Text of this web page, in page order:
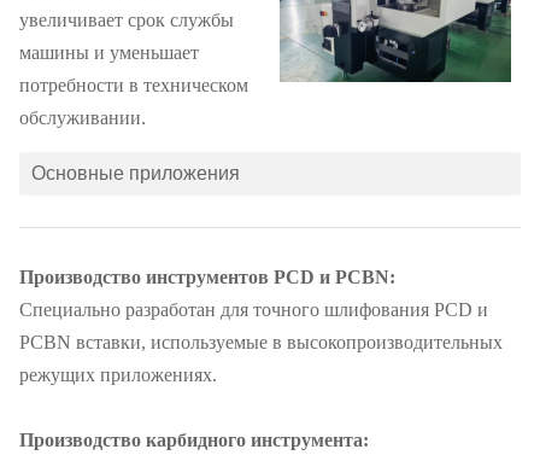
увеличивает срок службы
машины и уменьшает
потребности в техническом
обслуживании.
Основные приложения
Производство инструментов PCD и PCBN:
Специально разработан для точного шлифования PCD и
PCBN вставки, используемые в высокопроизводительных
режущих приложениях.
Производство карбидного инструмента: